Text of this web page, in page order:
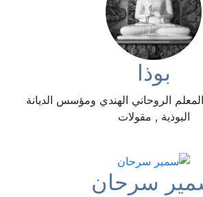
بوذا
المعلم الروحاني الهندي ومؤسس الديانة
البوذية , مقولات
سرحان